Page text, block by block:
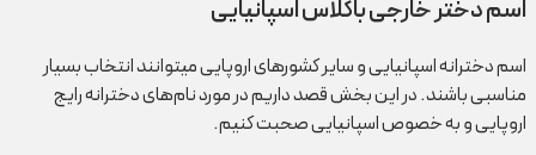
اسم دختر خارجی باکلاس اسپانیایی
اسم دخترانه اسپانیایی و سایر کشورهای اروپایی می‎توانند انتخاب بسیار
مناسبی باشند. در این بخش قصد داریم در مورد نام‌های دخترانه رایج
اروپایی و به خصوص اسپانیایی صحبت کنیم.